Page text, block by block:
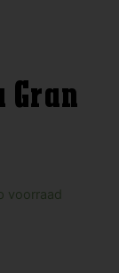
Gran
voorraad